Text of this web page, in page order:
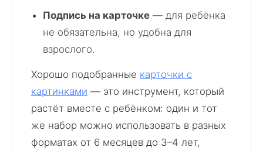
Подпись на карточке — для ребёнка
не обязательна, но удобна для
взрослого.
Хорошо подобранные карточки с
картинками — это инструмент, который
растёт вместе с ребёнком: один и тот
же набор можно использовать в разных
форматах от 6 месяцев до 3–4 лет,